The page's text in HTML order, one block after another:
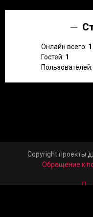
Онлайн всего: 1
Гостей: 1
Пользователей:
Copyright проекты
Обращение к